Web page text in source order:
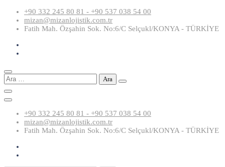
Skip
content
+90 332 245 80 81 - +90 537 038 54 00
mizan@mizanlojistik.com.tr
Fatih Mah. Özşahin Sok. No:6/C Selçukl/KONYA - TÜRKİYE
Arama:
+90 332 245 80 81 - +90 537 038 54 00
mizan@mizanlojistik.com.tr
Fatih Mah. Özşahin Sok. No:6/C Selçukl/KONYA - TÜRKİYE